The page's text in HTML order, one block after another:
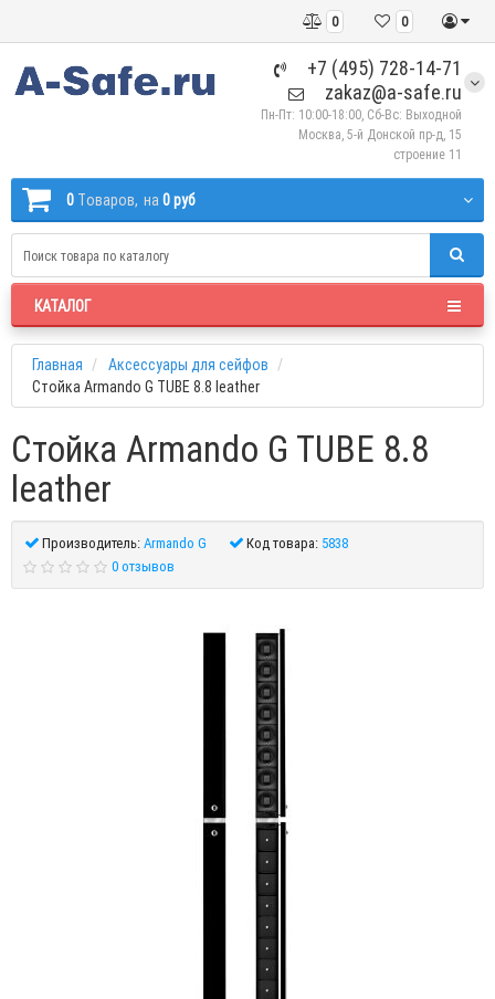
0
0
+7 (495) 728-14-71
zakaz@a-safe.ru
Пн-Пт: 10:00-18:00, Сб-Вс: Выходной
Москва, 5-й Донской пр-д, 15
строение 11
0 Tоваров, на 0 руб
КАТАЛОГ
Главная
Аксессуары для сейфов
Стойка Armando G TUBE 8.8 leather
Стойка Armando G TUBE 8.8
leather
Производитель:Armando G Код товара: 5838
0 отзывов